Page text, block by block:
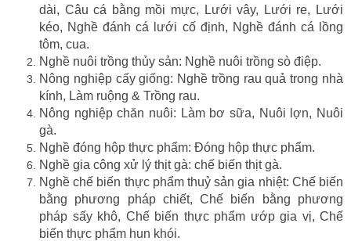
dài, Câu cá bằng mồi mực, Lưới vây, Lưới re, Lưới
kéo, Nghề đánh cá lưới cố định, Nghề đánh cá lồng
tôm, cua.
Nghề nuôi trồng thủy sản: Nghề nuôi trồng sò điệp.
Nông nghiệp cấy giống: Nghề trồng rau quả trong nhà
kính, Làm ruộng & Trồng rau.
Nông nghiệp chăn nuôi: Làm bơ sữa, Nuôi lợn, Nuôi
gà.
Nghề đóng hộp thực phẩm: Đóng hộp thực phẩm.
Nghề gia công xử lý thịt gà: chế biến thịt gà.
Nghề chế biến thực phẩm thuỷ sản gia nhiệt: Chế biến
bằng phương pháp chiết, Chế biến bằng phương
pháp sấy khô, Chế biến thực phẩm ướp gia vị, Chế
biến thực phẩm hun khói.